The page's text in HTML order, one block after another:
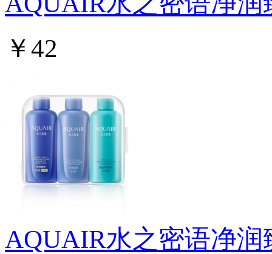
￥42
AQUAIR水之密语净